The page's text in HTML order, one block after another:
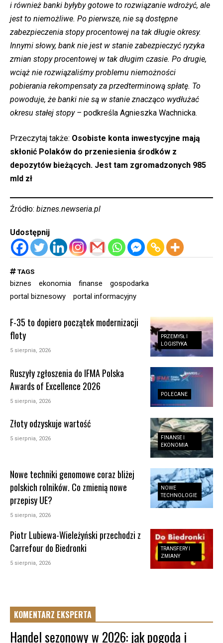
i również banki byłyby gotowe to rozwiązanie wdrożyć, ale
jest to niemożliwe. Po pierwsze, nie są dostępne
zabezpieczenia stopy procentowej na tak długie okresy.
Innymi słowy, bank nie jest w stanie zabezpieczyć ryzyka
zmian stopy procentowej w tak długim czasie. Po drugie,
wciąż nie rozwiązaliśmy problemu niemożności
pobierania rekompensaty za przedterminową spłatę. To
powoduje, że banki nie są w stanie znacząco wydłużać
okresu stałej stopy – podkreśla Agnieszka Wachnicka.
Przeczytaj także: Osobiste konta inwestycyjne mają
skłonić Polaków do przeniesienia środków z
depozytów bieżących. Jest tam zgromadzonych 985
mld zł
Źródło: biznes.newseria.pl
Udostępnij
TAGS
biznes ekonomia finanse
gospodarka
portal biznesowy
portal informacyjny
PRZEMYSŁ I
LOGISTYKA
F-35 to dopiero początek modernizacji
floty
5 sierpnia, 2026
POLECANE
Ruszyły zgłoszenia do IFMA Polska
Awards of Excellence 2026
5 sierpnia, 2026
FINANSE I
EKONOMIA
Złoty odzyskuje wartość
5 sierpnia, 2026
NOWE
TECHNOLOGIE
Nowe techniki genomowe coraz bliżej
polskich rolników. Co zmienią nowe
przepisy UE?
5 sierpnia, 2026
TRANSFERY I
ZMIANY
Piotr Lubiewa-Wieleżyński przechodzi z
Carrefour do Biedronki
5 sierpnia, 2026
KOMENTARZ EKSPERTA
Handel sezonowy w 2026: jak pogoda i